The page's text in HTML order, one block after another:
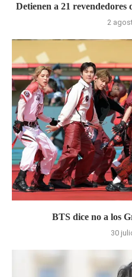
Detienen a 21
2
BTS dice no a los
30